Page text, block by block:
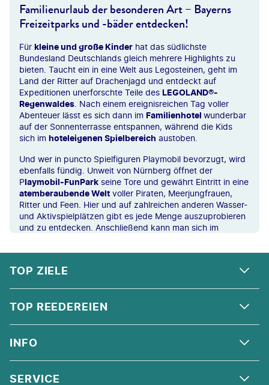
Familienurlaub der besonderen Art – Bayerns
Freizeitparks und -bäder entdecken!
Für kleine und große Kinder hat das südlichste
Bundesland Deutschlands gleich mehrere Highlights zu
bieten. Taucht ein in eine Welt aus Legosteinen, geht im
Land der Ritter auf Drachenjagd und entdeckt auf
Expeditionen unerforschte Teile des LEGOLAND®-
Regenwaldes . Nach einem ereignisreichen Tag voller
Abenteuer lässt es sich dann im Familienhotel wunderbar
auf der Sonnenterrasse entspannen, während die Kids
sich im hoteleigenen Spielbereich austoben.
Und wer in puncto Spielfiguren Playmobil bevorzugt, wird
ebenfalls fündig. Unweit von Nürnberg öffnet der
Playmobil-FunPark seine Tore und gewährt Eintritt in eine
atemberaubende Welt voller Piraten, Meerjungfrauen,
Ritter und Feen. Hier und auf zahlreichen anderen Wasser-
und Aktivspielplätzen gibt es jede Menge auszuprobieren
und zu entdecken. Anschließend kann man sich im
bereit – ein exotisches Wohlfühlparadies unter Palmen
hier für alle Geschmäcker etwas dabei. Egal wie dein
haben für jedes Familienmitglied etwas zu bieten.
TOP ZIELE
ALPEN
ANDALUSIEN
ORIENT
TOP REEDEREIEN
COSTA KREUZFAHRTEN
MSC CRUISES
INFO
ÜBER UNS
SERVICE